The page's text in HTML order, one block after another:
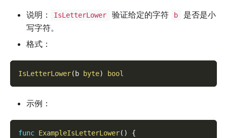
说明： IsLetterLower 验证给定的字符 b
是否是小
写字符。
格式：
IsLetterLower( b byte) bool
示例：
func ExampleIsLetterLower( )
{